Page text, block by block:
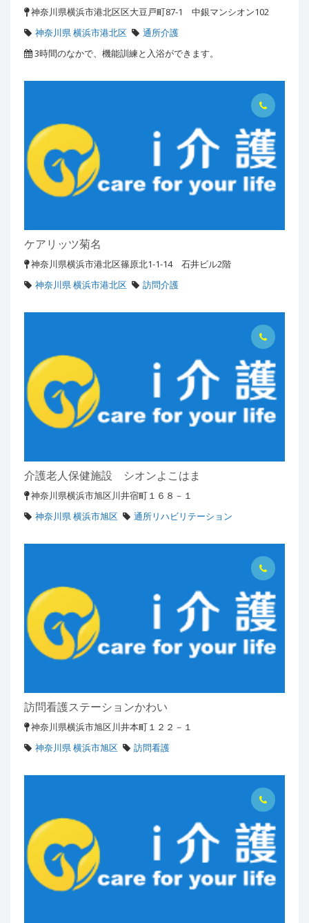
神奈川県横浜市港北区区大豆戸町87-1 中銀マンシオン102
神奈川県 横浜市港北区
通所介護
3時間のなかで、機能訓練と入浴ができます。
ケアリッツ菊名
神奈川県横浜市港北区篠原北1-1-14 石井ビル2階
神奈川県 横浜市港北区
訪問介護
介護老人保健施設 シオンよこはま
神奈川県横浜市旭区川井宿町１６８－１
神奈川県 横浜市旭区
通所リハビリテーション
訪問看護ステーションかわい
神奈川県横浜市旭区川井本町１２２－１
神奈川県 横浜市旭区
訪問看護